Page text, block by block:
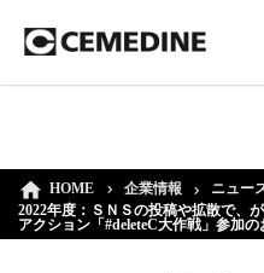
HOME 企業情報
ニュー
2022年度：ＳＮＳの投稿や拡散で、
アクション「#deleteC大作戦」参加の